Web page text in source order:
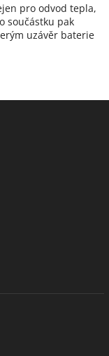
pro odvod tepla,
součástku pak
uzávěr baterie